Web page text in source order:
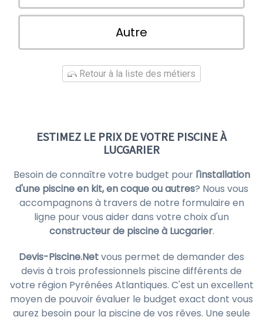
Autre
Retour à la liste des métiers
ESTIMEZ LE PRIX DE VOTRE PISCINE À
LUCGARIER
Besoin de connaître votre budget pour l'installation
d'une piscine en kit, en coque ou autres? Nous vous
accompagnons à travers de notre formulaire en
ligne pour vous aider dans votre choix d'un
constructeur de piscine à Lucgarier.
Devis-Piscine.Netvous permet de demander des
devis à trois professionnels piscine différents de
votre région Pyrénées Atlantiques. C'est un excellent
moyen de pouvoir évaluer le budget exact dont vous
aurez besoin pour la piscine de vos rêves. Une seule